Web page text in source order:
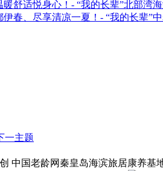
舒适悦身心！- “我的长辈”北部湾
伊春、尽享清凉一夏！- “我的长辈”
中国老龄网秦皇岛海滨旅居康养基